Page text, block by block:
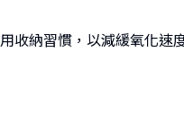
收納習慣，以減緩氧化速